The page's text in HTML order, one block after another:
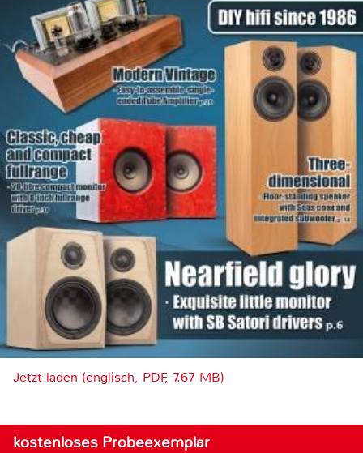
Jetzt laden (englisch, PDF, 7.67 MB)
kostenloses Probeexemplar